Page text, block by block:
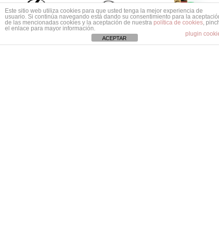
Renting LEXUS Renting MAZDA Renting PORSCHE
Este sitio web utiliza cookies para que usted tenga la mejor experiencia de
usuario. Si continúa navegando está dando su consentimiento para la
de las mencionadas cookies y la aceptación de nuestra política de cookies,
el enlace para mayor información.
plugin
ACEPTAR
1
Mas información ¿No encuentras tu coche?